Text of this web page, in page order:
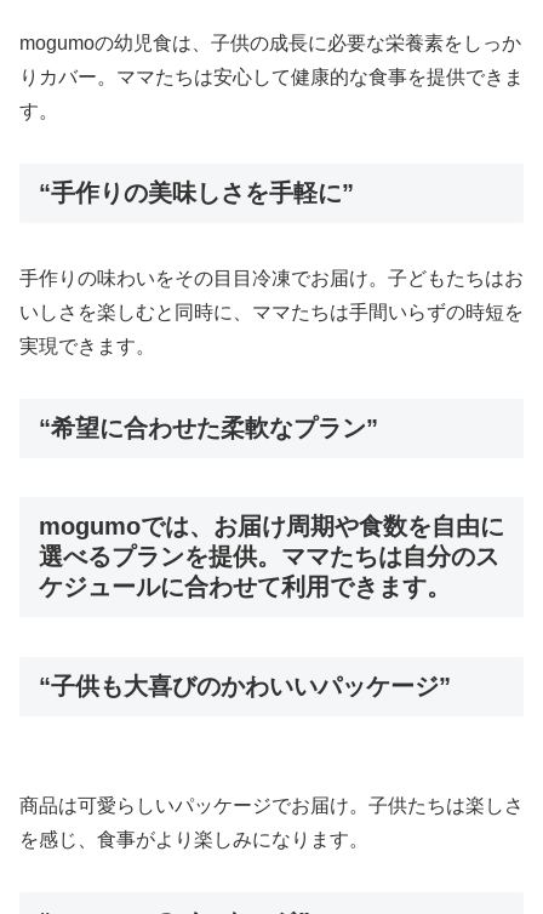
mogumoの幼児食は、子供の成長に必要な栄養素をしっか
りカバー。ママたちは安心して健康的な食事を提供できま
す。
“手作りの美味しさを手軽に”
手作りの味わいをその目目冷凍でお届け。子どもたちはお
いしさを楽しむと同時に、ママたちは手間いらずの時短を
実現できます。
“希望に合わせた柔軟なプラン”
mogumoでは、お届け周期や食数を自由に
選べるプランを提供。ママたちは自分のス
ケジュールに合わせて利用できます。
“子供も大喜びのかわいいパッケージ”
商品は可愛らしいパッケージでお届け。子供たちは楽しさ
を感じ、食事がより楽しみになります。